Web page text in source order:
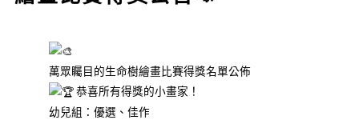
萬眾矚目的生命樹繪畫比賽得獎名單公佈
恭喜所有得獎的小畫家！
幼兒組：優選、佳作